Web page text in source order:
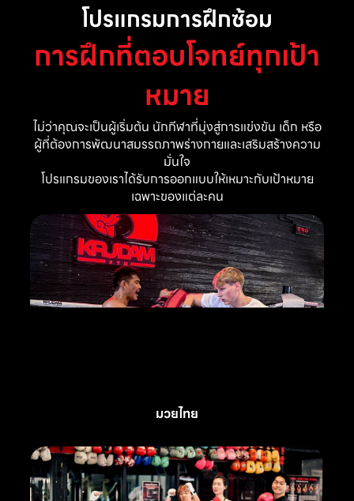
โปรแกรมการฝึกซ้อม
การฝึกที่ตอบโจทย์ทุกเป้า
หมาย
ไม่ว่าคุณจะเป็นผู้เริ่มต้น นักกีฬาที่มุ่งสู่การแข่งขัน เด็ก หรือ
ผู้ที่ต้องการพัฒนาสมรรถภาพร่างกายและเสริมสร้างความ
มั่นใจ
โปรแกรมของเราได้รับการออกแบบให้เหมาะกับเป้าหมาย
เฉพาะของแต่ละคน
มวยไทย